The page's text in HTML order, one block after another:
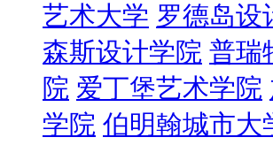
艺术大学 罗德岛设
森斯设计学院 普瑞
院 爱丁堡艺术学院
学院 伯明翰城市大